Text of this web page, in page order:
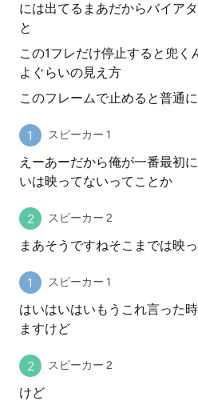
には出てるまあだからバイア
と
この1フレだけ停止すると兜く
よぐらいの見え方
このフレームで止めると普通
スピーカー 1
えーあーだから俺が一番最初
いは映ってないってことか
スピーカー 2
まあそうですねそこまでは映
スピーカー 1
はいはいはいもうこれ言った
ますけど
スピーカー 2
けど